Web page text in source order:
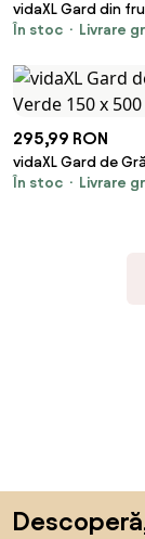
vidaXL Gard din
arbust artificiale, 6
În stoc Livrare
295,99 RON
vidaXL Gard de
150 x 500 cm PVC
În stoc Livrare